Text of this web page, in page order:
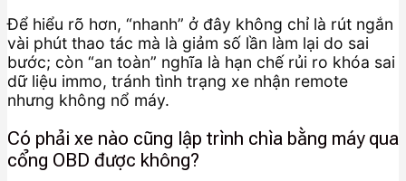
Để hiểu rõ hơn, “nhanh” ở đây không chỉ là rút ngắn
vài phút thao tác mà là giảm số lần làm lại do sai
bước; còn “an toàn” nghĩa là hạn chế rủi ro khóa sai
dữ liệu immo, tránh tình trạng xe nhận remote
nhưng không nổ máy.
Có phải xe nào cũng lập trình chìa bằng máy qua
cổng OBD được không?